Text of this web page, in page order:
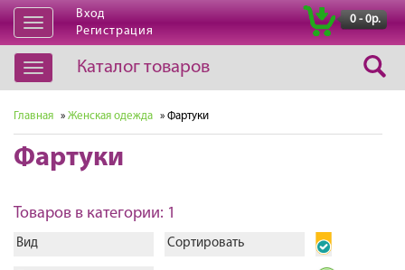
Открыть
навигацию
Вход
Регистрация
0 - 0р.
Открыть
навигацию
Каталог товаров
Главная » Женская одежда » Фартуки
Фартуки
Товаров в категории: 1
Вид Сортировать